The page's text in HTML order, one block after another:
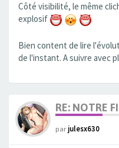
Côté visibilité, le même
explosif
Bien content de lire
de l'instant. A suivre avec
RE: NOTRE
parjulesx630